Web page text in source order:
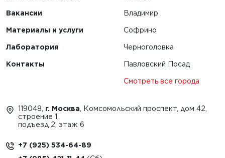
Вакансии
Материалы и услуги
Лаборатория
Контакты
Владимир
Софрино
Черноголовка
Павловский Посад
Смотреть все города
119048, г. Москва , Комсомольский проспект, дом 42,
строение 1,
подъезд 2, этаж 6
+7 (925) 534-64-89